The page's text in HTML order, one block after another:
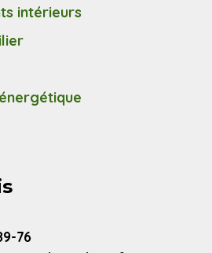
intérieurs
76